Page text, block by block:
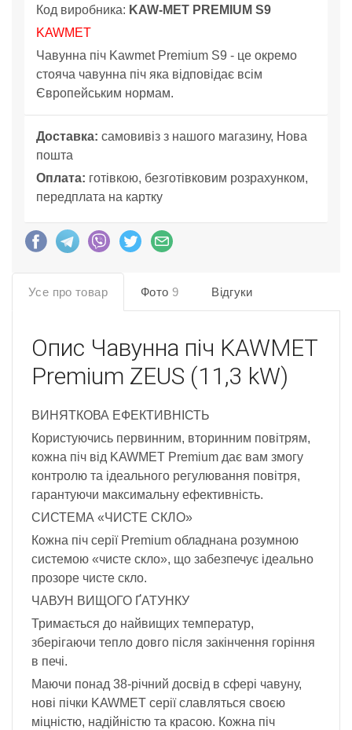
Код виробника: KAW-MET PREMIUM S9
KAWMET
Чавунна піч Kawmet Premium S9 - це окремо
стояча чавунна піч яка відповідає всім
Європейським нормам.
Доставка: самовивіз з нашого магазину, Нова
пошта
Оплата: готівкою, безготівковим розрахунком,
передплата на картку
Усе про товар Фото 9 Відгуки
Опис Чавунна піч KAWMET
Premium ZEUS (11,3 kW)
ВИНЯТКОВА ЕФЕКТИВНІСТЬ
Користуючись первинним, вторинним повітрям,
кожна піч від KAWMET Premium дає вам змогу
контролю та ідеального регулювання повітря,
гарантуючи максимальну ефективність.
СИСТЕМА «ЧИСТЕ СКЛО»
Кожна піч серії Premium обладнана розумною
системою «чисте скло», що забезпечує ідеально
прозоре чисте скло.
ЧАВУН ВИЩОГО ҐАТУНКУ
Тримається до найвищих температур,
зберігаючи тепло довго після закінчення горіння
в печі.
Маючи понад 38-річний досвід в сфері чавуну,
нові пічки KAWMET серії славляться своєю
міцністю, надійністю та красою. Кожна піч